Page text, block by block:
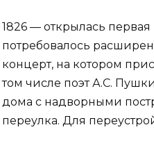
1826 — открылась
потребовалось
концерт, на котором
том числе поэт А.С.
дома с надворными
переулка. Для